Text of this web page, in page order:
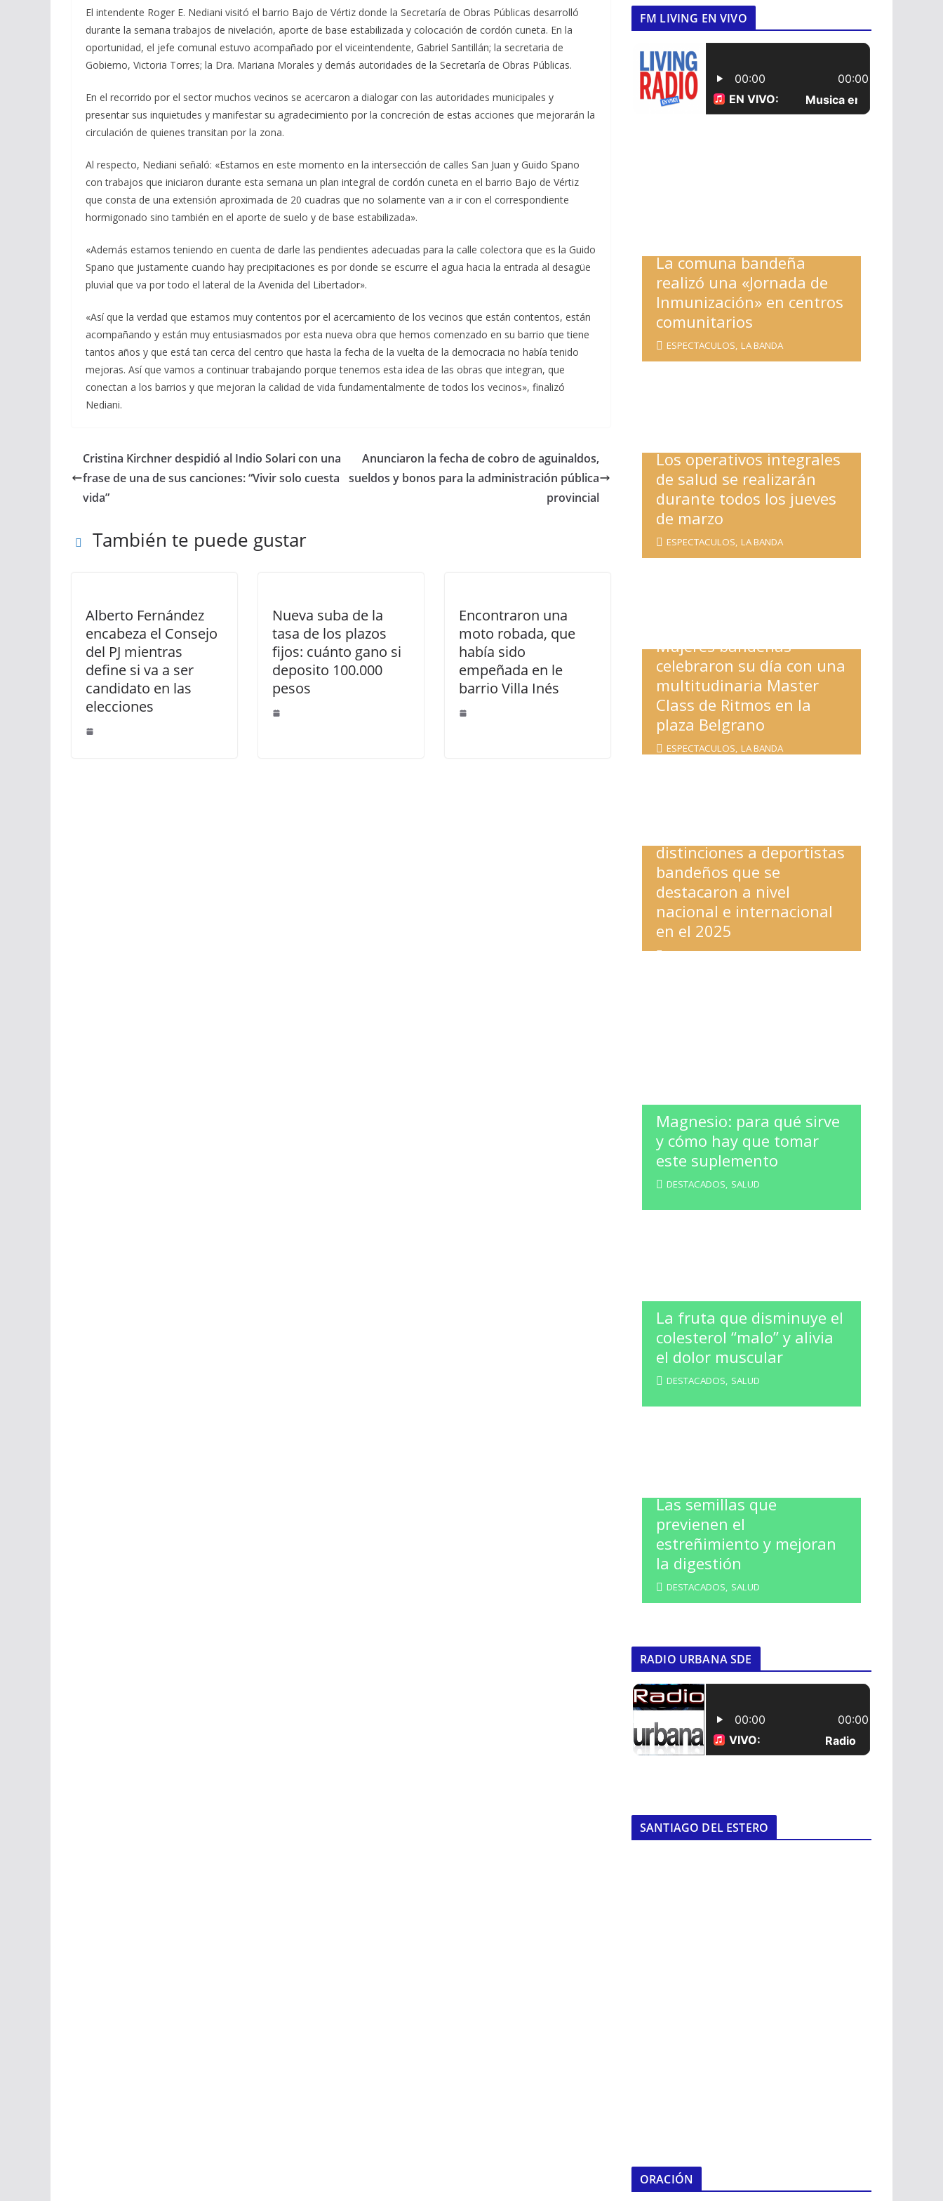
El intendente Roger E. Nediani visitó el barrio Bajo de Vértiz donde la Secretaría de Obras Públicas desarrolló
durante la semana trabajos de nivelación, aporte de base estabilizada y colocación de cordón cuneta. En la
oportunidad, el jefe comunal estuvo acompañado por el viceintendente, Gabriel Santillán; la secretaria de
Gobierno, Victoria Torres; la Dra. Mariana Morales y demás autoridades de la Secretaría de Obras Públicas.
En el recorrido por el sector muchos vecinos se acercaron a dialogar con las autoridades municipales y
presentar sus inquietudes y manifestar su agradecimiento por la concreción de estas acciones que mejorarán la
circulación de quienes transitan por la zona.
Al respecto, Nediani señaló: «Estamos en este momento en la intersección de calles San Juan y Guido Spano
con trabajos que iniciaron durante esta semana un plan integral de cordón cuneta en el barrio Bajo de Vértiz
que consta de una extensión aproximada de 20 cuadras que no solamente van a ir con el correspondiente
hormigonado sino también en el aporte de suelo y de base estabilizada».
«Además estamos teniendo en cuenta de darle las pendientes adecuadas para la calle colectora que es la Guido
Spano que justamente cuando hay precipitaciones es por donde se escurre el agua hacia la entrada al desagüe
pluvial que va por todo el lateral de la Avenida del Libertador».
«Así que la verdad que estamos muy contentos por el acercamiento de los vecinos que están contentos, están
acompañando y están muy entusiasmados por esta nueva obra que hemos comenzado en su barrio que tiene
tantos años y que está tan cerca del centro que hasta la fecha de la vuelta de la democracia no había tenido
mejoras. Así que vamos a continuar trabajando porque tenemos esta idea de las obras que integran, que
conectan a los barrios y que mejoran la calidad de vida fundamentalmente de todos los vecinos», finalizó
Nediani.
Cristina Kirchner despidió al Indio Solari con una
frase de una de sus canciones: “Vivir solo cuesta
vida”
Anunciaron la fecha de cobro de aguinaldos,
sueldos y bonos para la administración pública
provincial
También te puede gustar
Alberto Fernández
encabeza el Consejo
del PJ mientras
define si va a ser
candidato en las
elecciones
Nueva suba de la
tasa de los plazos
fijos: cuánto gano si
deposito 100.000
pesos
Encontraron una
moto robada, que
había sido
empeñada en le
barrio Villa Inés
FM LIVING EN VIVO
La comuna bandeña
realizó una «Jornada de
Inmunización» en centros
comunitarios
ESPECTACULOS LA BANDA
Los operativos integrales
de salud se realizarán
durante todos los jueves
de marzo
ESPECTACULOS LA BANDA
Mujeres bandeñas
celebraron su día con una
multitudinaria Master
Class de Ritmos en la
plaza Belgrano
ESPECTACULOS LA BANDA
distinciones a deportistas
bandeños que se
destacaron a nivel
nacional e internacional
en el 2025
ESPECTACULOS, LA BANDA
Magnesio: para qué sirve
y cómo hay que tomar
este suplemento
DESTACADOS SALUD
La fruta que disminuye el
colesterol “malo” y alivia
el dolor muscular
DESTACADOS SALUD
Las semillas que
previenen el
estreñimiento y mejoran
la digestión
DESTACADOS SALUD
RADIO URBANA SDE
SANTIAGO DEL ESTERO
ORACIÓN